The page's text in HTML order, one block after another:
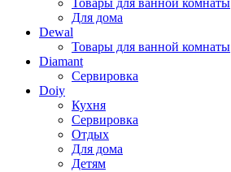
Товары для ванной комнаты
Для дома
Dewal
Товары для ванной комнаты
Diamant
Сервировка
Doiy
Кухня
Сервировка
Отдых
Для дома
Детям